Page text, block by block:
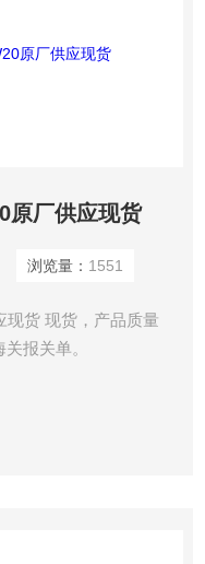
原厂供应现货
浏览量： 1551
现货 现货，产品质量
报关单。